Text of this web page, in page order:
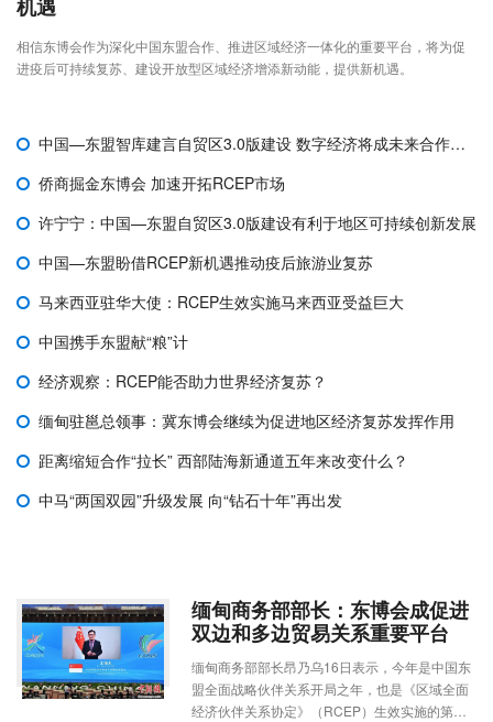
机遇
相信东博会作为深化中国东盟合作、推进区域经济一体化的重要平台，将为促
进疫后可持续复苏、建设开放型区域经济增添新动能，提供新机遇。
中国—东盟智库建言自贸区3.0版建设 数字经济将成未来合作重点
侨商掘金东博会 加速开拓RCEP市场
许宁宁：中国—东盟自贸区3.0版建设有利于地区可持续创新发展
中国—东盟盼借RCEP新机遇推动疫后旅游业复苏
马来西亚驻华大使：RCEP生效实施马来西亚受益巨大
中国携手东盟献“粮”计
经济观察：RCEP能否助力世界经济复苏？
缅甸驻邕总领事：冀东博会继续为促进地区经济复苏发挥作用
距离缩短合作“拉长” 西部陆海新通道五年来改变什么？
中马“两国双园”升级发展 向“钻石十年”再出发
缅甸商务部部长：东博会成促进
双边和多边贸易关系重要平台
缅甸商务部部长昂乃乌16日表示，今年是中国东
盟全面战略伙伴关系开局之年，也是《区域全面
经济伙伴关系协定》（RCEP）生效实施的第一